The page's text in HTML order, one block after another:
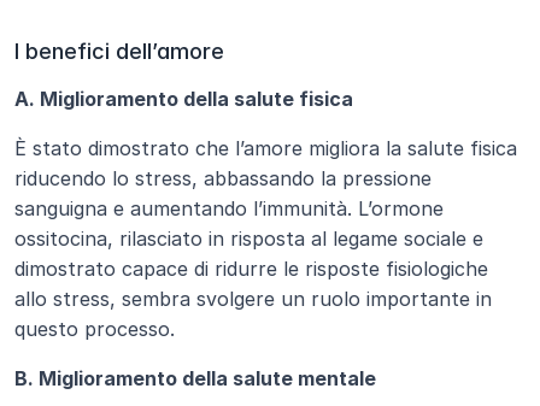
I benefici dell’amore
A. Miglioramento della salute fisica
È stato dimostrato che l’amore migliora la salute fisica
riducendo lo stress, abbassando la pressione
sanguigna e aumentando l’immunità. L’ormone
ossitocina, rilasciato in risposta al legame sociale e
dimostrato capace di ridurre le risposte fisiologiche
allo stress, sembra svolgere un ruolo importante in
questo processo.
B. Miglioramento della salute mentale